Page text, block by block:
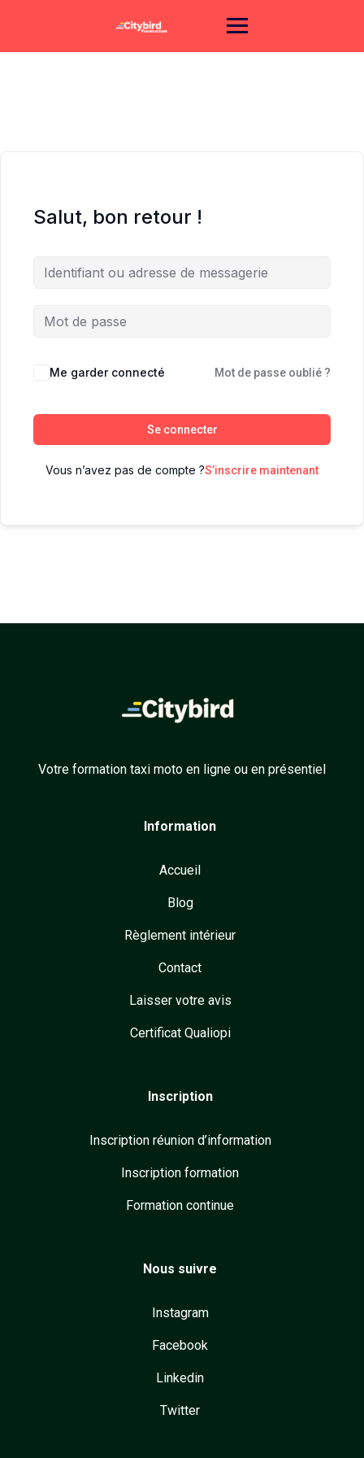
Salut, bon retour !
Me garder connecté Mot de passe oublié ?
Se connecter
Vous n’avez pas de compte ?S’inscrire maintenant
Votre formation taxi moto en ligne ou en présentiel
Information
Accueil
Blog
Règlement intérieur
Contact
Laisser votre avis
Certificat Qualiopi
Inscription
Inscription réunion d’information
Inscription formation
Formation continue
Nous suivre
Instagram
Facebook
Linkedin
Twitter